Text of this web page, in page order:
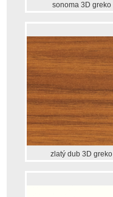
sonoma 3D greko
zlatý dub 3D greko